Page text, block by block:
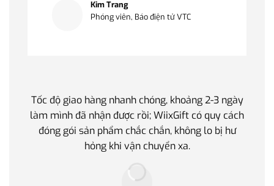
Kim Trang
Phóng viên, Báo điện tử VTC
Tốc độ giao hàng nhanh chóng, khoảng 2-3 ngày
làm mình đã nhận được rồi; WiixGift có quy cách
đóng gói sản phẩm chắc chắn, không lo bị hư
hỏng khi vận chuyển xa.